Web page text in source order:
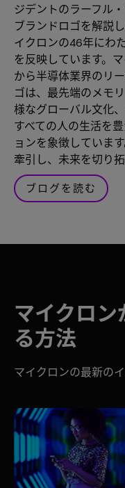
ジデントのラーフル
ブランドロゴを解説
イクロンの46年にわ
を反映しています。
から半導体業界のリ
ゴは、最先端のメモ
様なグローバル文化
すべての人の生活を
ョンを象徴していま
牽引し、未来を切り拓
ブログを読む
マイクロン
る方法
マイクロンの最新の